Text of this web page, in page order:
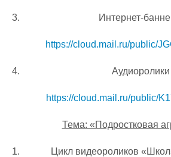
Интернет-
https://cloud.mail.ru/public/
Аудиоролики
https://cloud.mail.ru/public/
Тема: «Подростковая
Цикл видеороликов